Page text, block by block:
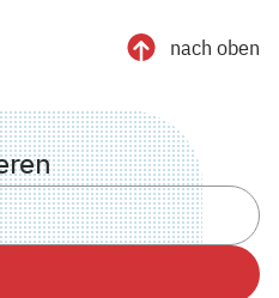
nach oben